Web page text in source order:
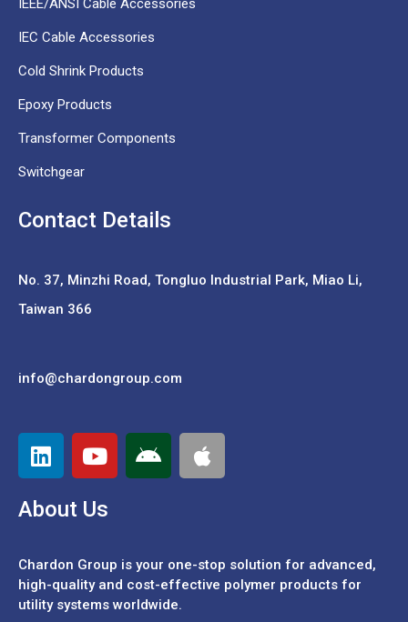
IEEE/ANSI Cable Accessories
IEC Cable Accessories
Cold Shrink Products
Epoxy Products
Transformer Components
Switchgear
Contact Details
No. 37, Minzhi Road, Tongluo Industrial Park, Miao Li,
Taiwan 366
info@chardongroup.com
About Us
Chardon Group is your one-stop solution for advanced,
high-quality and cost-effective polymer products for
utility systems worldwide.
Español